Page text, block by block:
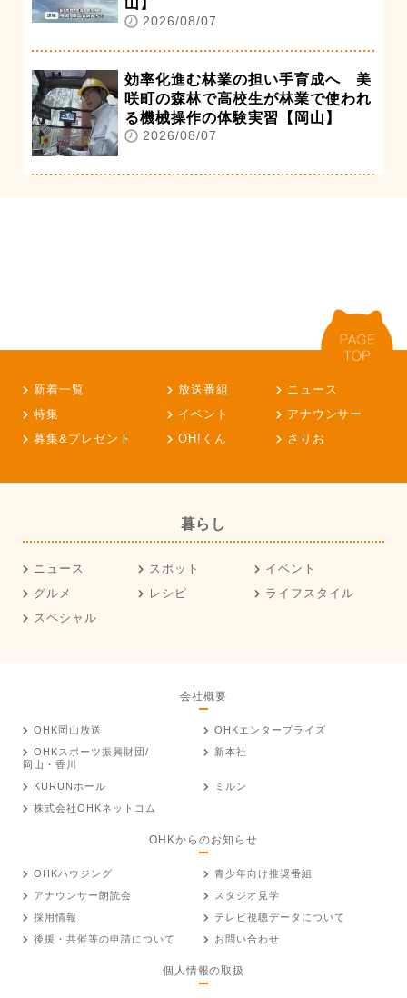
山】
2026/08/07
効率化進む林業の担い手育成へ 美
咲町の森林で高校生が林業で使われ
る機械操作の体験実習【岡山】
2026/08/07
新着一覧 放送番組
ニュース
特集
イベント
アナウンサー
募集&プレゼント
OH!くん さりお
暮らし
ニュース スポット
イベント
グルメ
レシピ
ライフスタイル
スペシャル
会社概要
OHK岡山放送
OHKエンタープライズ
OHKスポーツ振興財団/
岡山・香川
新本社
KURUNホール
ミルン
株式会社OHKネットコム
OHKからのお知らせ
OHKハウジング
青少年向け推奨番組
アナウンサー朗読会
スタジオ見学
採用情報
テレビ視聴データについて
後援・共催等の申請について
お問い合わせ
個人情報の取扱